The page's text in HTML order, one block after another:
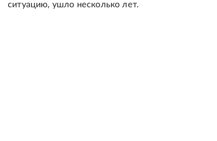
ситуацию, ушло несколько лет.